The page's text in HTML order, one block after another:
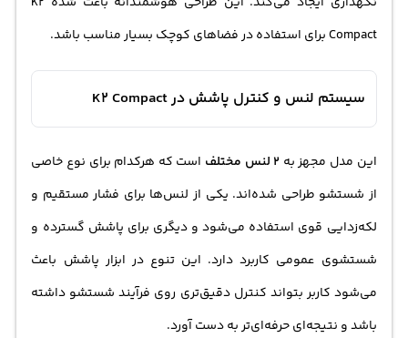
Compact برای استفاده در فضاهای کوچک بسیار مناسب باشد.
سیستم لنس و کنترل پاشش در K2 Compact
این مدل مجهز به 2 لنس مختلف
است که هرکدام برای نوع خاصی
از شستشو طراحی شده‌اند. یکی از لنس‌ها برای فشار مستقیم و
لکه‌زدایی قوی استفاده می‌شود و دیگری برای پاشش گسترده و
شستشوی عمومی کاربرد دارد. این تنوع در ابزار پاشش باعث
می‌شود کاربر بتواند کنترل دقیق‌تری روی فرآیند شستشو داشته
باشد و نتیجه‌ای حرفه‌ای‌تر به دست آورد.